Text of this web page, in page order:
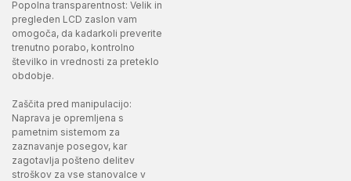
Popolna transparentnost: Velik in
pregleden LCD zaslon vam
omogoča, da kadarkoli preverite
trenutno porabo, kontrolno
številko in vrednosti za preteklo
obdobje.
Zaščita pred manipulacijo:
Naprava je opremljena s
pametnim sistemom za
zaznavanje posegov, kar
zagotavlja pošteno delitev
stroškov za vse stanovalce v